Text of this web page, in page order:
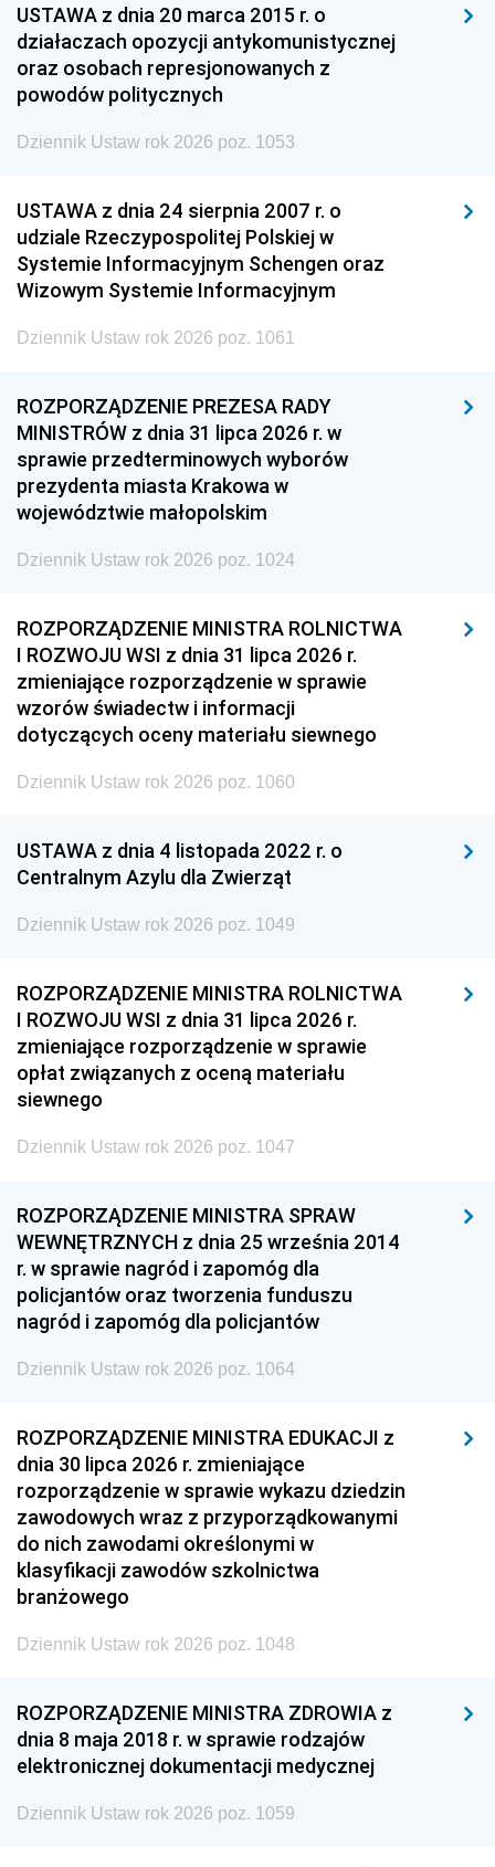
USTAWA z dnia 20 marca 2015 r. o
działaczach opozycji antykomunistycznej
oraz osobach represjonowanych z
powodów politycznych
Dziennik Ustaw rok 2026 poz. 1053
USTAWA z dnia 24 sierpnia 2007 r. o
udziale Rzeczypospolitej Polskiej w
Systemie Informacyjnym Schengen oraz
Wizowym Systemie Informacyjnym
Dziennik Ustaw rok 2026 poz. 1061
ROZPORZĄDZENIE PREZESA RADY
MINISTRÓW z dnia 31 lipca 2026 r. w
sprawie przedterminowych wyborów
prezydenta miasta Krakowa w
województwie małopolskim
Dziennik Ustaw rok 2026 poz. 1024
ROZPORZĄDZENIE MINISTRA ROLNICTWA
I ROZWOJU WSI z dnia 31 lipca 2026 r.
zmieniające rozporządzenie w sprawie
wzorów świadectw i informacji
dotyczących oceny materiału siewnego
Dziennik Ustaw rok 2026 poz. 1060
USTAWA z dnia 4 listopada 2022 r. o
Centralnym Azylu dla Zwierząt
Dziennik Ustaw rok 2026 poz. 1049
ROZPORZĄDZENIE MINISTRA ROLNICTWA
I ROZWOJU WSI z dnia 31 lipca 2026 r.
zmieniające rozporządzenie w sprawie
opłat związanych z oceną materiału
siewnego
Dziennik Ustaw rok 2026 poz. 1047
ROZPORZĄDZENIE MINISTRA SPRAW
WEWNĘTRZNYCH z dnia 25 września 2014
r. w sprawie nagród i zapomóg dla
policjantów oraz tworzenia funduszu
nagród i zapomóg dla policjantów
Dziennik Ustaw rok 2026 poz. 1064
ROZPORZĄDZENIE MINISTRA EDUKACJI z
dnia 30 lipca 2026 r. zmieniające
rozporządzenie w sprawie wykazu dziedzin
zawodowych wraz z przyporządkowanymi
do nich zawodami określonymi w
klasyfikacji zawodów szkolnictwa
branżowego
Dziennik Ustaw rok 2026 poz. 1048
ROZPORZĄDZENIE MINISTRA ZDROWIA z
dnia 8 maja 2018 r. w sprawie rodzajów
elektronicznej dokumentacji medycznej
Dziennik Ustaw rok 2026 poz. 1059